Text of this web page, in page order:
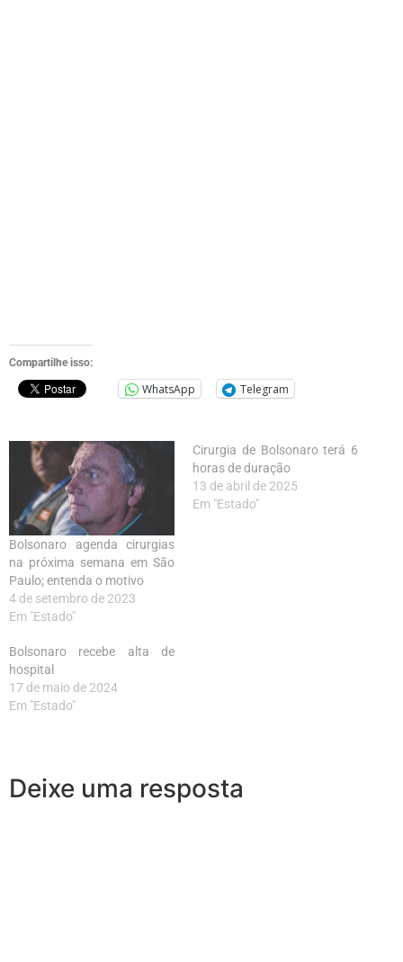
Compartilhe isso:
WhatsApp Telegram
Bolsonaro agenda cirurgias
na próxima semana em São
Paulo; entenda o motivo
4 de setembro de 2023
Em "Estado"
Cirurgia de Bolsonaro terá 6
horas de duração
13 de abril de 2025
Em "Estado"
Bolsonaro recebe alta de
hospital
17 de maio de 2024
Em "Estado"
Deixe uma resposta